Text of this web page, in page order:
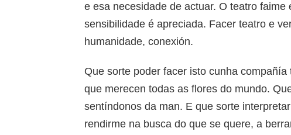
e esa necesidade de actuar. O teatro
sensibilidade é apreciada. Facer teatro e
humanidade, conexión.
Que sorte poder facer isto cunha
que merecen todas as flores do mundo.
sentíndonos da man. E que sorte
rendirme na busca do que se quere, a